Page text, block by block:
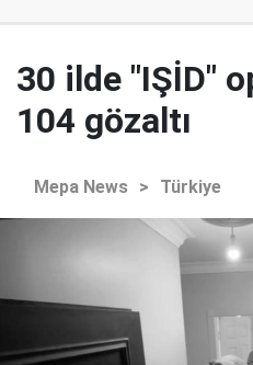
30 ilde "IŞİD"
104 gözaltı
Mepa News > Türkiye